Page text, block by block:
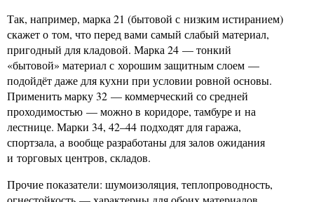
Так, например, марка 21 (бытовой с низким истиранием)
скажет о том, что перед вами самый слабый материал,
пригодный для кладовой. Марка 24 — тонкий
«бытовой» материал с хорошим защитным слоем —
подойдёт даже для кухни при условии ровной основы.
Применить марку 32 — коммерческий со средней
проходимостью — можно в коридоре, тамбуре и на
лестнице. Марки 34, 42–44 подходят для гаража,
спортзала, а вообще разработаны для залов ожидания
и торговых центров, складов.
Прочие показатели: шумоизоляция, теплопроводность,